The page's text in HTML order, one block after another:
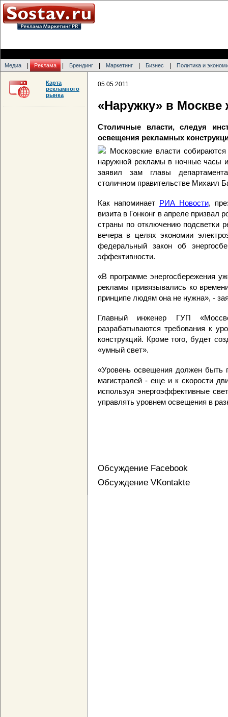
Медиа Реклама Брендинг Маркетинг Бизнес Политика и
05.05.2011
«Наружку» в Москве
Столичные власти, следуя
освещения рекламных
Московские власти
наружной рекламы в ночные часы
заявил зам главы департамента
столичном правительстве Михаил
Как напоминает РИА Новости,
визита в Гонконг в апреле призвал
страны по отключению подсветки
вечера в целях экономии
федеральный закон об
эффективности.
«В программе энергосбережения
рекламы привязывались ко
принципе людям она не нужна», -
Главный инженер ГУП
разрабатываются требования к
конструкций. Кроме того, будет
«умный свет».
«Уровень освещения должен быть
магистралей - еще и к скорости
используя энергоэффективные
управлять уровнем освещения в
Обсуждение Facebook
Обсуждение VKontakte
Карта
рекламного
рынка